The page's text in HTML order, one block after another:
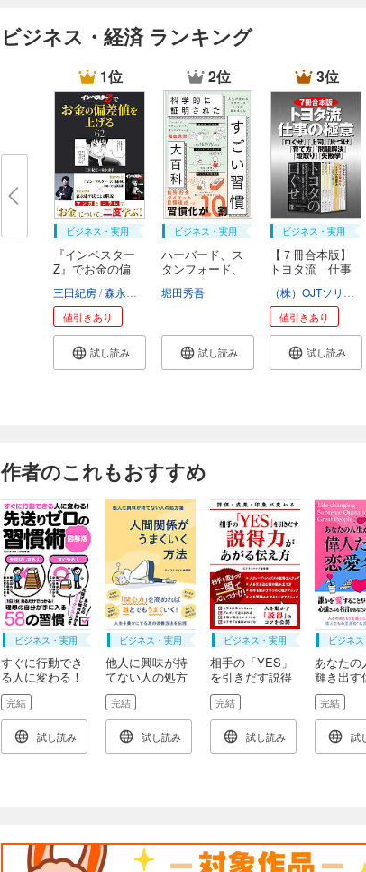
ビジネス・経済 ランキング
1位
ビジネス・実用
『インベスター
Z』でお金の偏
三田紀房 森永康平
値引きあり
試し読み
2位
ビジネス・実用
ハーバード、ス
タンフォード、
堀田秀吾
試し読み
3位
ビジネス・実用
【７冊合本版】
トヨタ流 仕事
値引きあり
試し読み
作者のこれもおすすめ
ビジネス・実用
すぐに行動でき
る人に変わる！
先送りゼロの習
慣術 図解版
完結
試し読み
ビジネス・実用
他人に興味が持
てない人の処方
箋 人間関係がう
まくいく方法
完結
試し読み
ビジネス・実用
相手の「YES」
を引きだす説得
力があがる伝え
方完結
試し読み
ビジネ
あなたの
輝き出す
ちの恋愛
完結
試